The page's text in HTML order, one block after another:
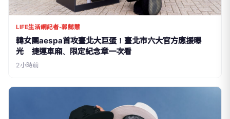
LIFE生活網記者-郭懿慧
韓女團aespa首攻臺北大巨蛋！臺北市六大官方應援曝
光 捷運車廂、限定紀念章一次看
2小時前